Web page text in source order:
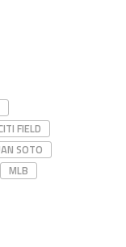
FIELD
SOTO
MLB